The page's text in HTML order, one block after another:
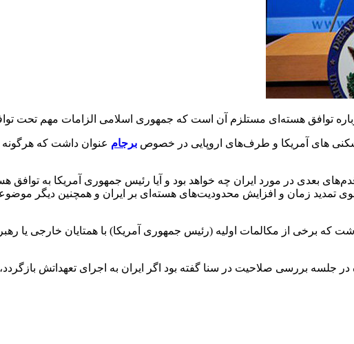
توافق هسته‌ای مستلزم آن است که جمهوری اسلامی الزامات مهم تحت
های آمریکا و طرف‌های اروپایی در خصوص برجام عنوان داشت که
بعدی در مورد ایران چه خواهد بود و آیا رئیس جمهوری آمریکا به
تمدید زمان و افزایش محدودیت‌های هسته‌ای بر ایران و همچنین دیگر
که برخی از مکالمات اولیه (رئیس جمهوری آمریکا) با همتایان خارجی یا
در جلسه بررسی صلاحیت در سنا گفته بود اگر ایران به اجرای تعهداتش